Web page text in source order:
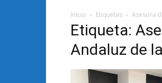
Inicio Etiquetas Asesora
Etiqueta:
Andaluz de